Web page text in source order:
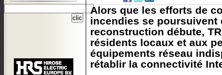
Alors que les efforts de
incendies se poursuivent
reconstruction débute,
résidents locaux et aux
équipements réseau
rétablir la connectivité